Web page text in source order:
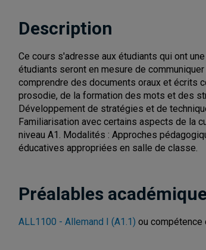
Description
Ce cours s'adresse aux étudiants qui ont
étudiants seront en mesure de
comprendre des documents oraux et écrits
prosodie, de la formation des mots et des
Développement de stratégies et de
Familiarisation avec certains aspects de la
niveau A1. Modalités : Approches
éducatives appropriées en salle de classe.
Préalables
ALL1100 - Allemand I (A1.1) ou compétence